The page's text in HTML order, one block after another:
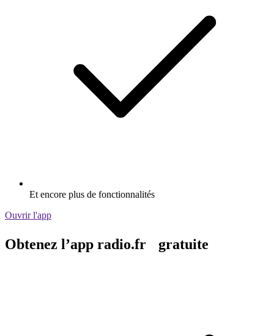
Et encore plus de fonctionnalités
Ouvrir l'app
Obtenez l’app radio.fr gratuite